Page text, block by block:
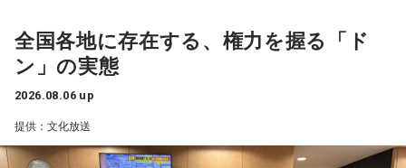
ごくうれしかったし、かわいい遥香先生も、かっこいい遥香
先生もたくさん観ることができて、大満足のライブでした！
アンコールのときに披露していた『551蓬莱』のCMのモノマ
ネも関西ならではで、私も昔から観ていたので、とても楽し
きましたが、体調に気を付けて最後まで駆け抜けてくださ
い！ ずっとずっと大好きです！」（兵庫県 20歳）
全国各地に存在する、権力を握る「ド
ン」の実態
2026.08.06 up
提供：文化放送